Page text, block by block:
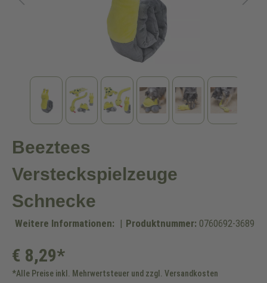
Beeztees
Versteckspielzeuge
Schnecke
Weitere Informationen: | Produktnummer: 0760692-3689
€ 8,29*
*Alle Preise inkl. Mehrwertsteuer und zzgl. Versandkosten